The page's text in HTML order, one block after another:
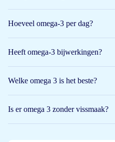
Hoeveel omega-3 per dag?
Heeft omega-3 bijwerkingen?
Welke omega 3 is het beste?
Is er omega 3 zonder vissmaak?